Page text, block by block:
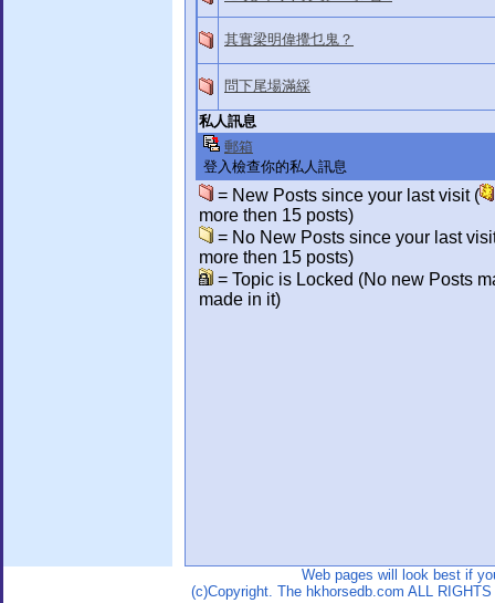
其實梁明偉攪乜鬼？
問下尾場滿綵
私人訊息
郵箱
登入檢查你的私人訊息
= New Posts since your last visit (
more then 15 posts)
= No New Posts since your last
more then 15 posts)
= Topic is Locked (No new Posts
made in it)
Web pages will look best if
(c)Copyright. The hkhorsedb.com ALL